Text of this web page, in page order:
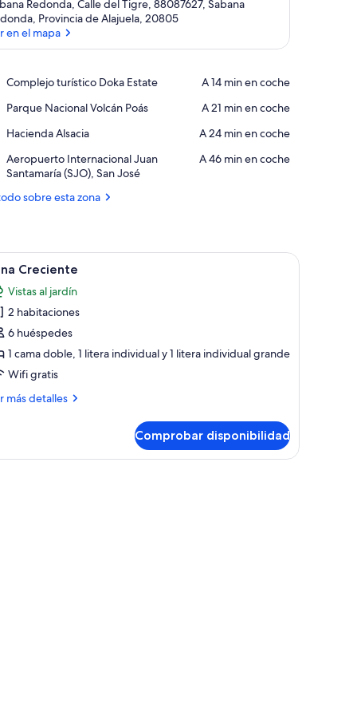
Redonda, Calle del Tigre, 88087627, Sabana
Provincia de Alajuela, 20805
en el mapa
Complejo turístico Doka Estate
Place,
turístico
Estate
‪A 14 min en coche‬
Parque Nacional Volcán Poás
Place,
Nacional
Poás
‪A 21 min en coche‬
Hacienda Alsacia
Place,
Alsacia
‪A 24 min en coche‬
Aeropuerto Internacional Juan
Santamaría (SJO), San José
Airport,
Aeropuerto
Juan
‪A 46 min en coche‬
sobre esta zona
sobre la cama.
una mesita de noche, una lámpara y un cuadro enmarcado en la pared.
Una habitación de madera con una cama,
8 Creciente
Vistas al jardín
2 habitaciones
6 huéspedes
1 cama doble, 1 litera individual y 1 litera individual grande
Wifi gratis
más detalles
Comprobar disponibilidad